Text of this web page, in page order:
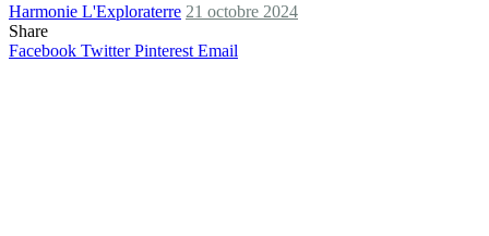
Harmonie L'Exploraterre 21 octobre 2024
Share
Facebook Twitter Pinterest Email